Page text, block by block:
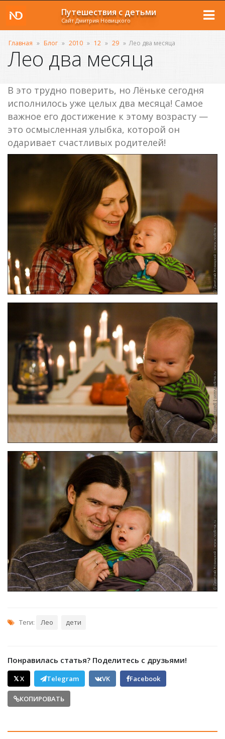
Путешествия с детьми
Сайт Дмитрия Новицкого
Главная » Блог » 2010 » 12 » 29 » Лео два месяца
Лео два месяца
В это трудно поверить, но Лёньке сегодня
исполнилось уже целых два месяца! Самое
важное его достижение к этому возрасту —
это осмысленная улыбка, которой он
одаривает счастливых родителей!
Теги: Лео дети
Понравилась статья? Поделитесь с друзьями!
𝕏 X Telegram VK Facebook
КОПИРОВАТЬ